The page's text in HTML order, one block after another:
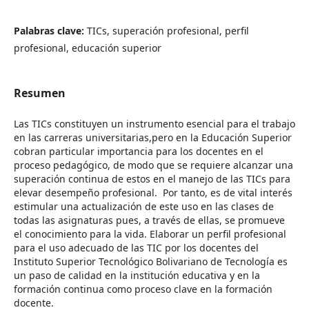
Palabras clave: TICs, superación profesional, perfil
profesional, educación superior
Resumen
Las TICs constituyen un instrumento esencial para el trabajo
en las carreras universitarias,pero en la Educación Superior
cobran particular importancia para los docentes en el
proceso pedagógico, de modo que se requiere alcanzar una
superación continua de estos en el manejo de las TICs para
elevar desempeño profesional. Por tanto, es de vital interés
estimular una actualización de este uso en las clases de
todas las asignaturas pues, a través de ellas, se promueve
el conocimiento para la vida. Elaborar un perfil profesional
para el uso adecuado de las TIC por los docentes del
Instituto Superior Tecnológico Bolivariano de Tecnología es
un paso de calidad en la institución educativa y en la
formación continua como proceso clave en la formación
docente.